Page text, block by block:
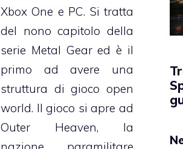
Xbox One e PC. Si tratta
del nono capitolo della
serie Metal Gear ed è il
primo ad avere una
struttura di gioco open
world. Il gioco si apre ad
Outer Heaven, la